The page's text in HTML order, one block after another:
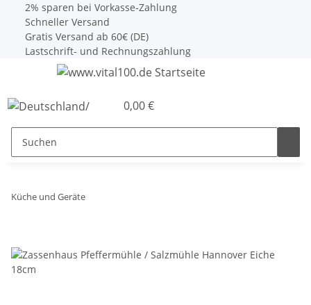
2% sparen bei Vorkasse-Zahlung
Schneller Versand
Gratis Versand ab 60€ (DE)
Lastschrift- und Rechnungszahlung
0,00 €
Küche und Geräte